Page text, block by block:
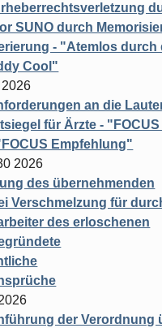
SUNO durch
- "Atemlos durch
Cool"
2026
an die
für Ärzte - "FOCUS
Empfehlung"
2026
des übernehmenden
Verschmelzung für
des erloschenen
der Verordnung